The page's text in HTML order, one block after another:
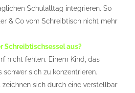
Schulalltag integrieren. So
& Co vom Schreibtisch nicht mehr
Schreibtischsessel aus?
nicht fehlen. Einem Kind, das
sich zu konzentrieren.
zeichnen sich durch eine verstellbar